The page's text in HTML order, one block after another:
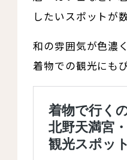
したいスポットが
和の雰囲気が色濃
着物での観光にも